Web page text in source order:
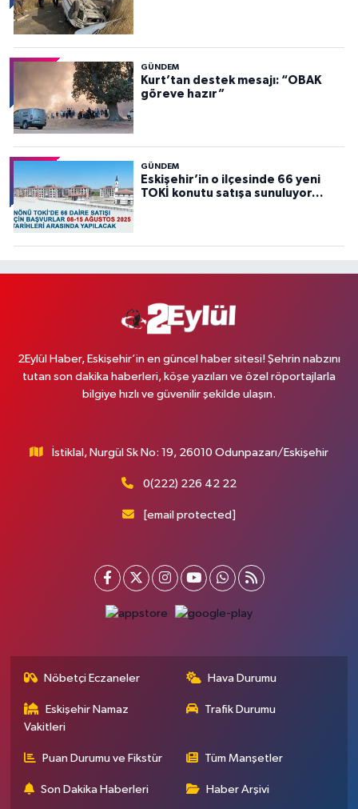
GÜNDEM
Kurt’tan destek mesajı: “OBAK
göreve hazır”
GÜNDEM
Eskişehir’in o ilçesinde 66 yeni
TOKİ konutu satışa sunuluyor…
2Eylül Haber, Eskişehir’in en güncel haber sitesi! Şehrin nabzını
tutan son dakika haberleri, köşe yazıları ve özel röportajlarla
bilgiye hızlı ve güvenilir şekilde ulaşın.
İstiklal, Nurgül Sk No: 19, 26010 Odunpazarı/Eskişehir
0(222) 226 42 22
[email protected]
Nöbetçi Eczaneler Hava Durumu
Eskişehir Namaz
Vakitleri
Trafik Durumu
Puan Durumu ve Fikstür Tüm Manşetler
Son Dakika Haberleri Haber Arşivi